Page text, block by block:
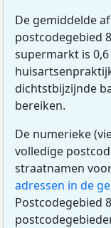
De gemiddelde
postcodegebied
supermarkt is
dichtstbijzijnde
bereiken.
De numerieke
volledige
straatnamen
adressen in de
Postcodegebied